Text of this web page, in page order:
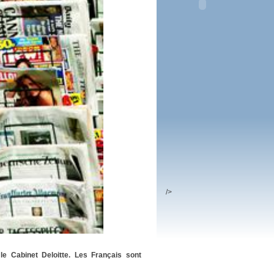
en 2016
n'a pas été inutile
Cabinet Deloitte. Les Français sont
/>